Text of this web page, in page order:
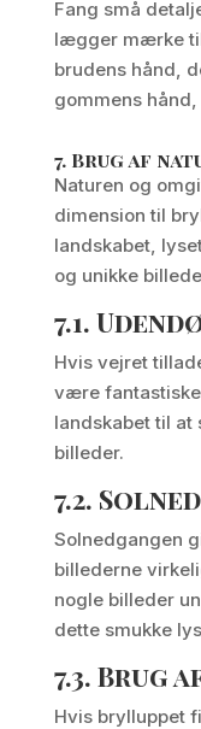
Fang små
lægger mærke
brudens hånd,
gommens
7. Brug af
Naturen og
dimension til
landskabet,
og unikke
7.1.
Hvis vejret
være
landskabet til at
billeder.
7.2.
Solnedgangen
billederne
nogle billeder
dette smukke
7.3. Brug
Hvis brylluppet